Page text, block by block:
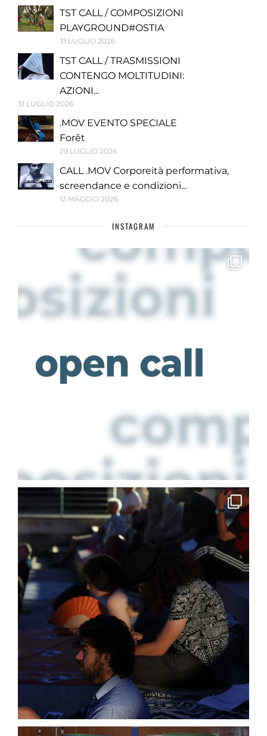
TST CALL / COMPOSIZIONI
PLAYGROUND#OSTIA
31 LUGLIO 2026
TST CALL / TRASMISSIONI
CONTENGO MOLTITUDINI:
AZIONI...
31 LUGLIO 2026
.MOV EVENTO SPECIALE
Forêt
29 LUGLIO 2026
CALL .MOV Corporeità performativa,
screendance e condizioni...
12 MAGGIO 2026
INSTAGRAM